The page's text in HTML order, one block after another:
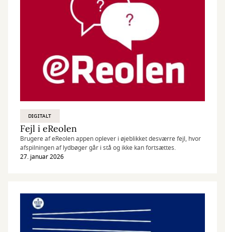
DIGITALT
Fejl i eReolen
Brugere af eReolen appen oplever i øjeblikket desværre fejl, hvor
afspilningen af lydbøger går i stå og ikke kan fortsættes.
27. januar 2026